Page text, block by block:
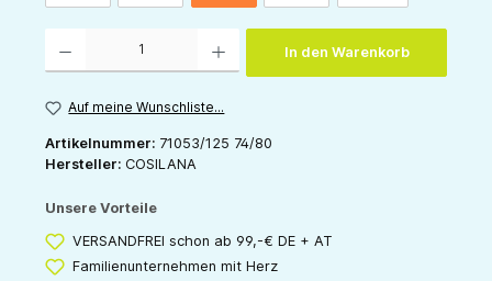
In den Warenkorb
Auf meine Wunschliste...
Artikelnummer: 71053/125 74/80
Hersteller: COSILANA
Unsere Vorteile
VERSANDFREI schon ab 99,-€ DE + AT
Familienunternehmen mit Herz